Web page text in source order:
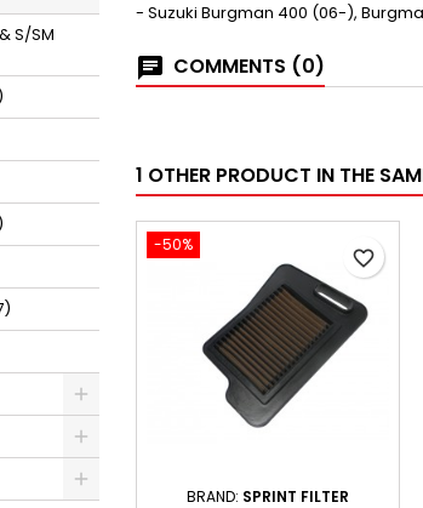
S/SM
- Suzuki Burgman 400 (06-),
COMMENTS (0)
1 OTHER PRODUCT IN THE
-50%
BRAND: SPRINT FILTER
favorite_border